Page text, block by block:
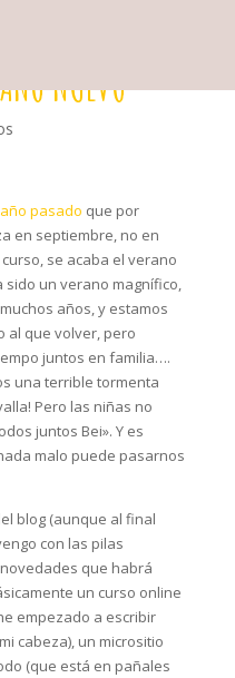
NUEVO
pasado que por
en septiembre, no en
se acaba el verano
sido un verano magnífico,
años, y estamos
al que volver, pero
juntos en familia….
una terrible tormenta
Pero las niñas no
juntos Bei». Y es
malo puede pasarnos
blog (aunque al final
con las pilas
que habrá
un curso online
empezado a escribir
cabeza), un micrositio
(que está en pañales